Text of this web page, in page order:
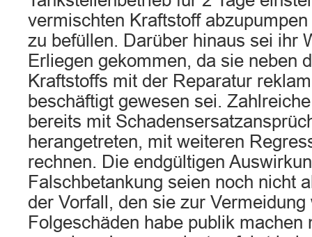
vermischten Kraftstoff
zu befüllen. Darüber hinaus sei ihr
Erliegen gekommen, da sie neben
Kraftstoffs mit der Reparatur
beschäftigt gewesen sei.
bereits mit
herangetreten, mit weiteren
rechnen. Die endgültigen
Falschbetankung seien noch nicht
der Vorfall, den sie zur Vermeidung
Folgeschäden habe publik machen